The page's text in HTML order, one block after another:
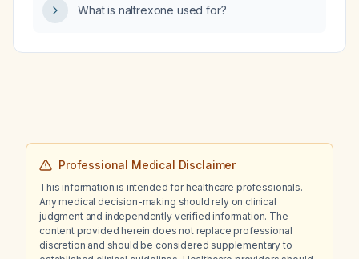
What is naltrexone used for?
Professional Medical Disclaimer
This information is intended for healthcare professionals.
Any medical decision-making should rely on clinical
judgment and independently verified information. The
content provided herein does not replace professional
discretion and should be considered supplementary to